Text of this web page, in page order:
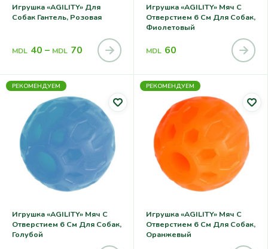
Игрушка «AGILITY» Для
Собак Гантель, Розовая
MDL 40 – MDL 70
Игрушка «AGILITY» Мяч С
Отверстием 6 См Для Собак,
Фиолетовый
MDL 60
РЕКОМЕНДУЕМ
Игрушка «AGILITY» Мяч С
Отверстием 6 См Для Собак,
Голубой
РЕКОМЕНДУЕМ
Игрушка «AGILITY» Мяч С
Отверстием 6 См Для Собак,
Оранжевый